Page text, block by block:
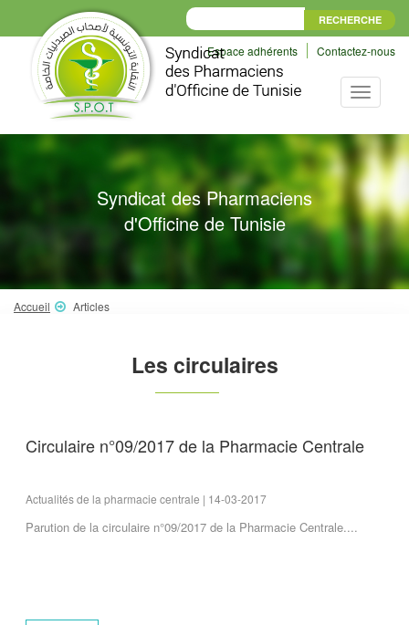
Espace adhérents Contactez-nous
Toggle
Syndicat des Pharmaciens
d'Officine de Tunisie
Accueil Articles
Les circulaires
Circulaire n°09/2017 de la Pharmacie Centrale
Actualités de la pharmacie centrale | 14-03-2017
Parution de la circulaire n°09/2017 de la Pharmacie Centrale....